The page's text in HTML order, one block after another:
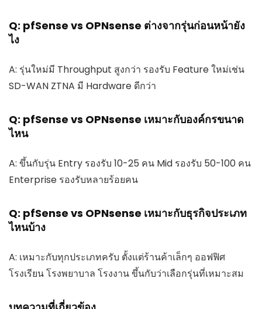
Q: pfSense vs OPNsense ต่างจากรุ่นก่อนหน้ายัง
ไง
A: รุ่นใหม่มี Throughput สูงกว่า รองรับ Feature ใหม่เช่น
SD-WAN ZTNA มี Hardware ดีกว่า
Q: pfSense vs OPNsense เหมาะกับองค์กรขนาด
ไหน
A: ขึ้นกับรุ่น Entry รองรับ 10-25 คน Mid รองรับ 50-100 คน
Enterprise รองรับหลายร้อยคน
Q: pfSense vs OPNsense เหมาะกับธุรกิจประเภท
ไหนบ้าง
A: เหมาะกับทุกประเภทครับ ตั้งแต่ร้านค้าเล็กๆ ออฟฟิศ
โรงเรียน โรงพยาบาล โรงงาน ขึ้นกับว่าเลือกรุ่นที่เหมาะสม